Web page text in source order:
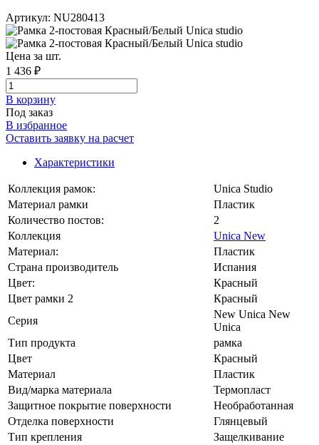
Артикул: NU280413
Цена за шт.
1 436 ₽
В корзинy
Под заказ
В избранное
Оставить заявку на расчет
Характеристики
Коллекция рамок:
Unica Studio
Материал рамки
Пластик
Количество постов:
2
Коллекция
Unica New
Материал:
Пластик
Страна производитель
Испания
Цвет:
Красный
Цвет рамки 2
Красный
Серия
New Unica New
Unica
Тип продукта
рамка
Цвет
Красный
Материал
Пластик
Вид/марка материала
Термопласт
Защитное покрытие поверхности
Необработанная
Отделка поверхности
Глянцевый
Тип крепления
Защелкивание